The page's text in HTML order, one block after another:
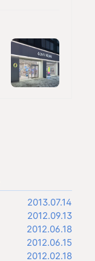
2013.07.14
2012.09.13
2012.06.18
2012.06.15
2012.02.18